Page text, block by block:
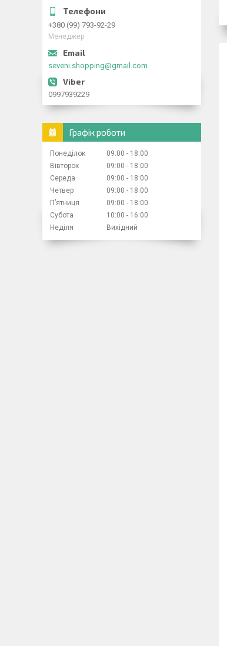
+380 (99) 793-92-29
Менеджер
seveni.shopping@gmail.com
0997939229
Графік роботи
Понеділок 09:00
18:00
Вівторок
09:00
18:00
Середа
09:00
18:00
Четвер
09:00
18:00
Пʼятниця
09:00
18:00
Субота
10:00
16:00
Неділя
Вихідний